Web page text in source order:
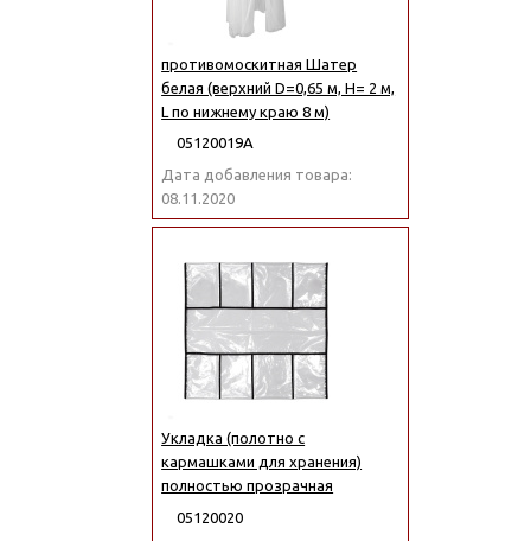
противомоскитная Шатер
белая (верхний D=0,65 м, H= 2 м,
L по нижнему краю 8 м)
05120019А
Дата добавления товара:
08.11.2020
Укладка (полотно с
кармашками для хранения)
полностью прозрачная
05120020